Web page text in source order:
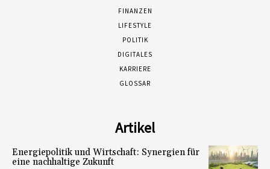
FINANZEN
LIFESTYLE
POLITIK
DIGITALES
KARRIERE
GLOSSAR
Artikel
Energiepolitik und Wirtschaft: Synergien für
eine nachhaltige Zukunft